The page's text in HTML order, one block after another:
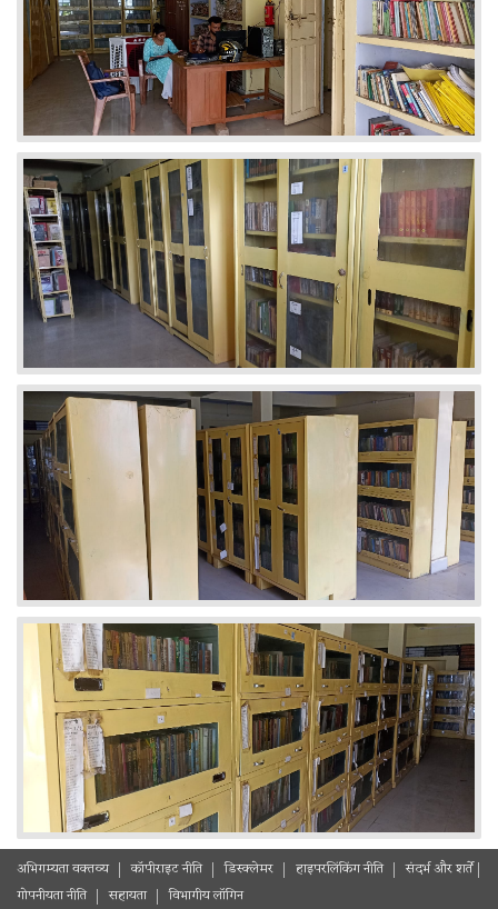
अभिगम्यता वक्तव्य कॉपीराइट नीति डिस्क्लेमर हाइपरलिंकिंग नीति
संदर्भ और शर्ते
गोपनीयता नीति
सहायता विभागीय लॉगिन